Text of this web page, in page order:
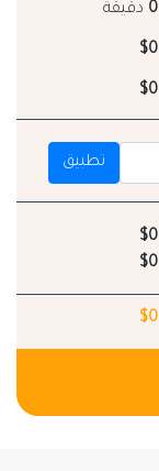
0 دقيقة
$0
$0
تطبيق
$0
$0
$0